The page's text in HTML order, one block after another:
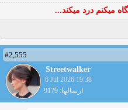
میکنم درد میکند...
#2,555
Streetwalker
6 Jul 2026 19:38
ارسالها: 9179